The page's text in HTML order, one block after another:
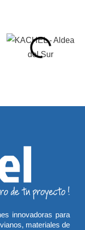
innovadoras para
materiales de